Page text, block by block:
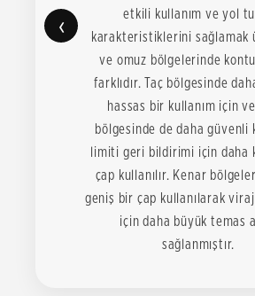
‹
etkili kullanım ve yol
karakteristiklerini sağlamak
ve omuz bölgelerinde
farklıdır. Taç bölgesinde
hassas bir kullanım için
bölgesinde de daha güvenli
limiti geri bildirimi için daha
çap kullanılır. Kenar
geniş bir çap kullanılarak viraj
için daha büyük temas
sağlanmıştır.